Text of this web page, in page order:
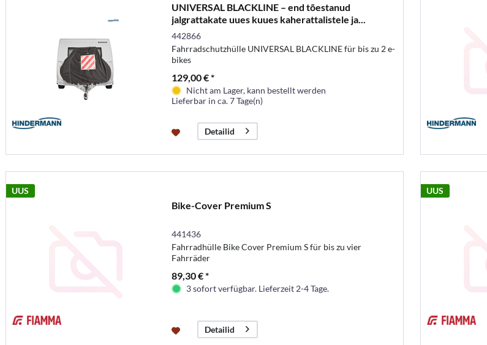
UNIVERSAL BLACKLINE – end tõestanud
jalgrattakate uues kuues kaherattalistele ja...
442866
Fahrradschutzhülle UNIVERSAL BLACKLINE für bis zu 2 e-
bikes
129,00 € *
Nicht am Lager, kann bestellt werden
Lieferbar in ca. 7 Tage(n)
Detailid
UUS
Bike-Cover Premium S
441436
Fahrradhülle Bike Cover Premium S für bis zu vier
Fahrräder
89,30 € *
3 sofort verfügbar. Lieferzeit 2-4 Tage.
Detailid
UUS